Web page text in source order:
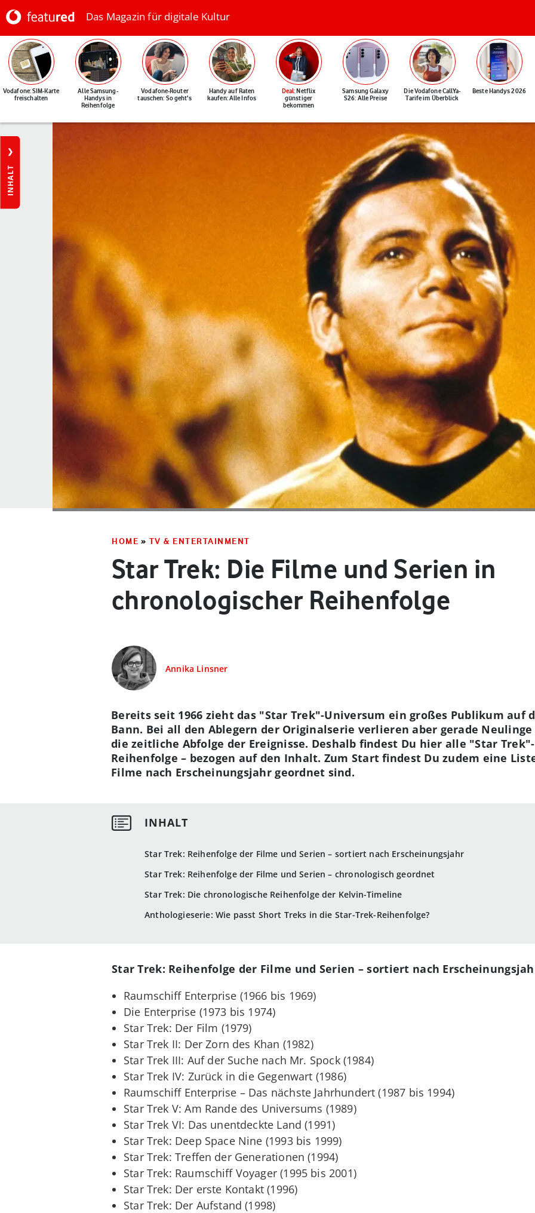
Das Magazin für digitale Kultur
Vodafone: SIM-Karte
freischalten
Alle Samsung-
Handys in
Reihenfolge
Vodafone-Router
tauschen: So geht's
Handy auf Raten
kaufen: Alle Infos
Deal: Netflix
günstiger
bekommen
Samsung Galaxy
S26: Alle Preise
Die Vodafone CallYa-
Tarife im Überblick
Beste Handys 2026
INHALT
HOME » TV & ENTERTAINMENT
Star Trek: Die Filme und Serien in
chronologischer Reihenfolge
Annika Linsner
Star Trek: Reihenfolge der Filme und Serien – sortiert nach Erscheinungsjahr
Star Trek: Reihenfolge der Filme und Serien – chronologisch geordnet
Star Trek: Die chronologische Reihenfolge der Kelvin-Timeline
Anthologieserie: Wie passt Short Treks in die Star-Trek-Reihenfolge?
Bereits seit 1966 zieht das "Star Trek"-Universum ein großes Publikum auf
Bann. Bei all den Ablegern der Originalserie verlieren aber gerade
die zeitliche Abfolge der Ereignisse. Deshalb findest Du hier alle "Star
Reihenfolge – bezogen auf den Inhalt. Zum Start findest Du zudem eine
Filme nach Erscheinungsjahr geordnet sind.
Star Trek: Reihenfolge der Filme und Serien – sortiert nach
Raumschiff Enterprise (1966 bis 1969)
Die Enterprise (1973 bis 1974)
Star Trek: Der Film (1979)
Star Trek II: Der Zorn des Khan (1982)
Star Trek III: Auf der Suche nach Mr. Spock (1984)
Star Trek IV: Zurück in die Gegenwart (1986)
Raumschiff Enterprise – Das nächste Jahrhundert (1987 bis 1994)
Star Trek V: Am Rande des Universums (1989)
Star Trek VI: Das unentdeckte Land (1991)
Star Trek: Deep Space Nine (1993 bis 1999)
Star Trek: Treffen der Generationen (1994)
Star Trek: Raumschiff Voyager (1995 bis 2001)
Star Trek: Der erste Kontakt (1996)
Star Trek: Der Aufstand (1998)